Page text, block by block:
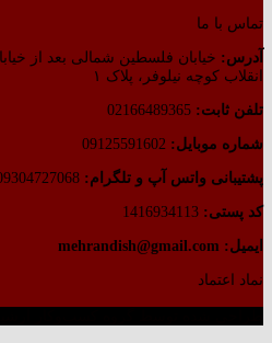
تماس با ما
آدرس: خیابان فلسطین شمالی بعد از
انقلاب کوچه نیلوفر، پلاک ۱
تلفن ثابت:
شماره موبایل:
پشتیبانی واتس آپ و تلگرام:
کد پستی:
ایمیل: mehrandish@gmail.com
نماد اعتماد